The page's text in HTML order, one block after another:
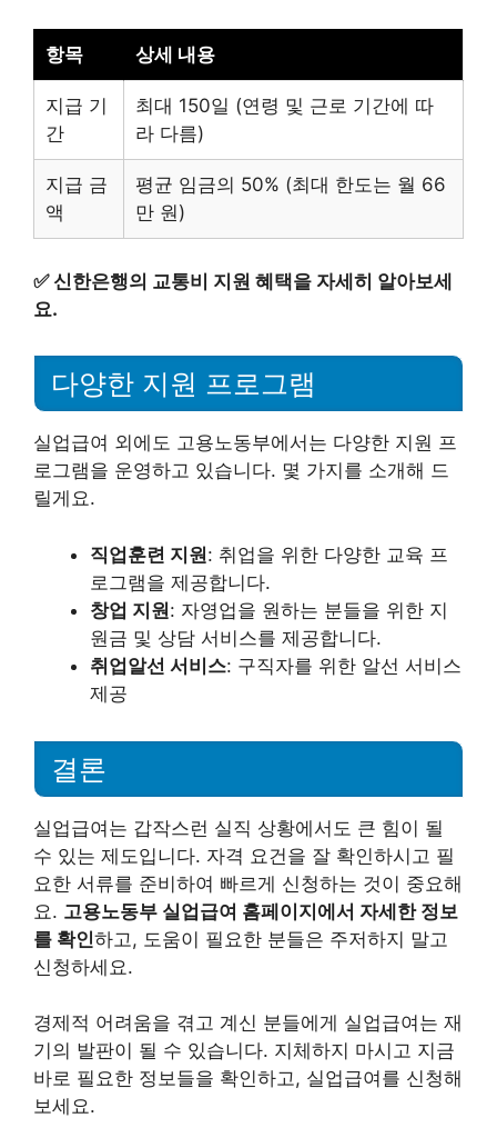
항목 상세 내용
지급 기
간
최대 150일 (연령 및 근로 기간에 따
라 다름)
지급 금
액
평균 임금의 50% (최대 한도는 월 66
만 원)
✅신한은행의 교통비 지원 혜택을 자세히 알아보세
요.
다양한 지원 프로그램
실업급여 외에도 고용노동부에서는 다양한 지원 프
로그램을 운영하고 있습니다. 몇 가지를 소개해 드
릴게요.
직업훈련 지원: 취업을 위한 다양한 교육 프
로그램을 제공합니다.
창업 지원: 자영업을 원하는 분들을 위한 지
원금 및 상담 서비스를 제공합니다.
취업알선 서비스: 구직자를 위한 알선 서비스
제공
결론
실업급여는 갑작스런 실직 상황에서도 큰 힘이 될
수 있는 제도입니다. 자격 요건을 잘 확인하시고 필
요한 서류를 준비하여 빠르게 신청하는 것이 중요해
요. 고용노동부 실업급여 홈페이지에서 자세한 정보
를 확인하고, 도움이 필요한 분들은 주저하지 말고
신청하세요.
경제적 어려움을 겪고 계신 분들에게 실업급여는 재
기의 발판이 될 수 있습니다. 지체하지 마시고 지금
바로 필요한 정보들을 확인하고, 실업급여를 신청해
보세요.